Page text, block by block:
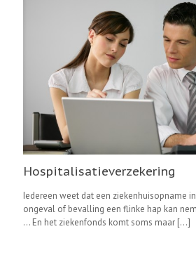
Hospitalisatieverzekering
Iedereen weet dat een ziekenhuisopname
ongeval of bevalling een flinke hap kan
… En het ziekenfonds komt soms maar […]